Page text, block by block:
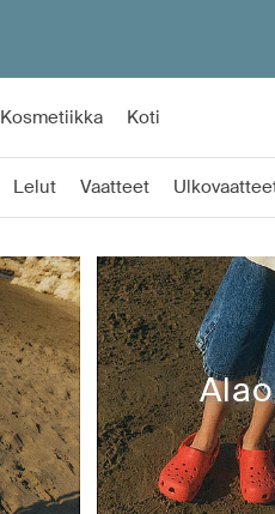
Kosmetiikka Koti
Lelut Vaatteet